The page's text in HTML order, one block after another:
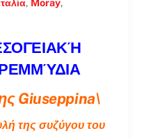
Giuseppina\
της συζύγου του